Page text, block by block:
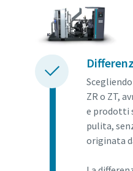
trasporto pneumatico
Scopri come creare un
Per saperne di più
ZR o ZT,
e prodotti
pulita,
originata